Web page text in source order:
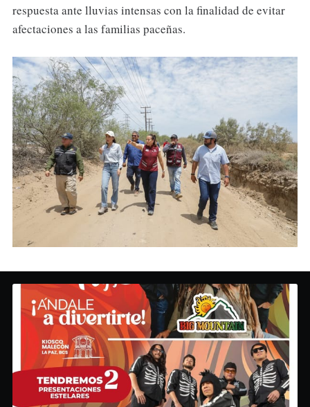
respuesta ante lluvias intensas con la finalidad de evitar
afectaciones a las familias paceñas.